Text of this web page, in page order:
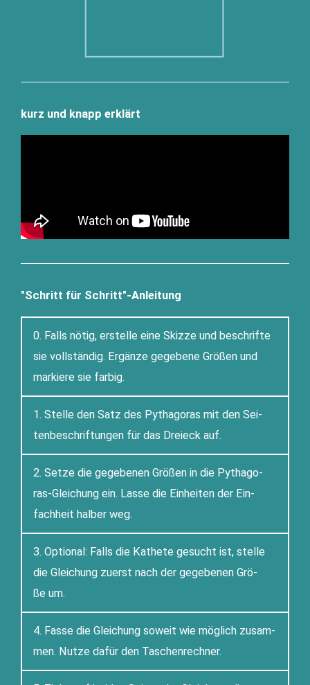
kurz und knapp erklärt
"Schritt für Schritt"-Anleitung
0. Falls nötig, erstel­le eine Skiz­ze und beschrif­te
sie voll­stän­dig. Ergän­ze gege­be­ne Grö­ßen und
mar­kie­re sie farbig.
1. Stel­le den Satz des Pytha­go­ras mit den Sei­
ten­be­schrif­tun­gen für das Drei­eck auf.
2. Set­ze die gege­be­nen Grö­ßen in die Pytha­go­
ras-Glei­chung ein. Las­se die Ein­hei­ten der Ein­
fach­heit hal­ber weg.
3. Optio­nal: Falls die Kathe­te gesucht ist, stel­le
die Glei­chung zuerst nach der gege­be­nen Grö­
ße um.
4. Fas­se die Glei­chung soweit wie mög­lich zusam­
men. Nut­ze dafür den Taschenrechner.